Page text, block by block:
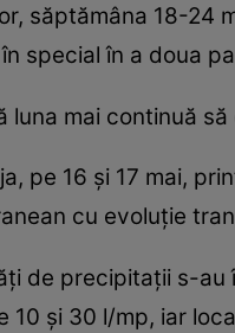
săptămâna 18-24
special în a doua
luna mai continuă
pe 16 și 17 mai,
cu evoluție
de precipitații s-
10 și 30 l/mp, iar